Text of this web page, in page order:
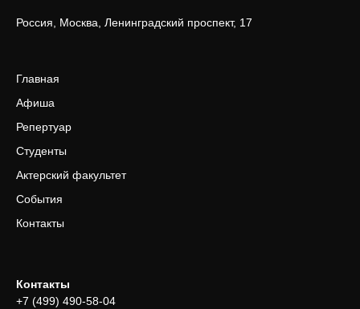
Россия, Москва, Ленинградский проспект, 17
Главная
Афиша
Репертуар
Студенты
Актерский факультет
События
Контакты
Контакты
+7 (499) 490-58-04